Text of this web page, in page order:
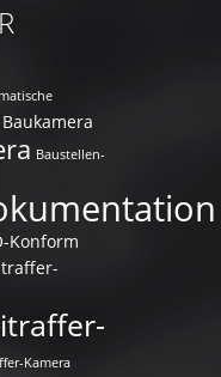
Baukamera
Baustellen-
Konform
Kamera